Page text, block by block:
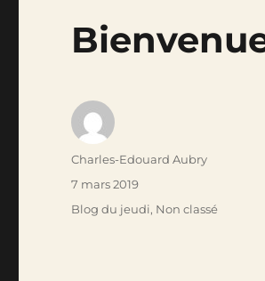
Auteur
Charles-Edouard Aubry
Publié
le
7 mars 2019
Catégories
Blog du jeudi, Non classé